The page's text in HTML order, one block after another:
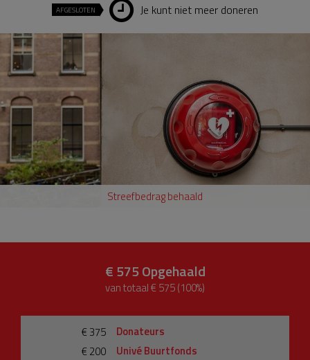
AFGESLOTEN Je kunt niet meer doneren
Streefbedrag behaald
€ 575Opgehaald
van totaal € 575 (100%)
€ 375
Donateurs
€ 200
Univé Buurtfonds